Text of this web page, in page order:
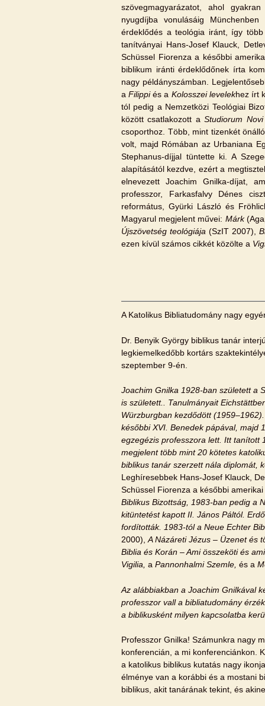
szövegmagyarázatot, ahol
nyugdíjba vonulásáig
érdeklődés a teológia iránt, így
tanítványai Hans-Josef Klauck,
Schüssel Fiorenza a későbbi
biblikum iránti érdeklődőnek írta
nagy példányszámban.
aFilippiés a Kolosszei levelekhez írt
tól pedig a Nemzetközi Teológiai
között csatlakozott aStudiorum
csoporthoz. Több, mint tizenkét
volt, majd Rómában az Urbaniana
Stephanus-díjjal tüntette ki. A
alapításától kezdve, ezért a
elnevezett Joachim Gnilka-díjat,
professzor, Farkasfalvy Dénes
református, Gyürki László és
Magyarul megjelent művei: Márk
Újszövetség teológiája (SzIT 2007),
ezen kívül számos cikkét közölte a
A Katolikus Bibliatudomány nagy
Dr. Benyik György biblikus tanár
legkiemelkedőbb kortárs
szeptember 9-én.
Joachim Gnilka 1928-ban született a
is született.. Tanulmányait
Würzburgban kezdődött
későbbi XVI. Benedek pápával, majd
egzegézis professzora lett. Itt tanított
megjelent több mint 20 kötetes
biblikus tanár szerzett nála diplomát,
Leghíresebbek Hans-Josef Klauck,
Schüssel Fiorenza a későbbi
Biblikus Bizottság, 1983-ban pedig a
kitüntetést kapott II. János Páltól.
fordították. 1983-tól a Neue Echter
2000),A Názáreti Jézus – Üzenet és
Biblia és Korán – Ami összeköti és
Vigilia, a Pannonhalmi Szemle, és a
Az alábbiakban a Joachim Gnilkával
professzor vall a bibliatudomány
a biblikusként milyen kapcsolatba
Professzor Gnilka! Számunkra nagy
konferencián, a mi konferenciánkon.
a katolikus biblikus kutatás nagy
élménye van a korábbi és a mostani
biblikus, akit tanárának tekint, és